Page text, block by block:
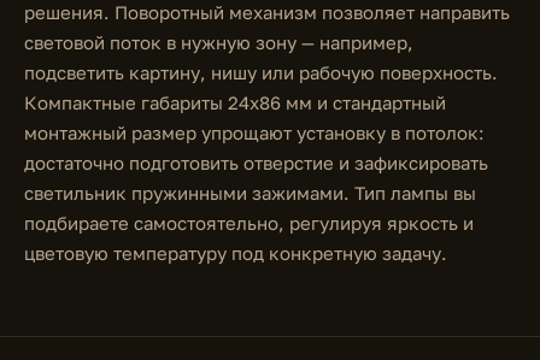
решения. Поворотный механизм позволяет направить
световой поток в нужную зону — например,
подсветить картину, нишу или рабочую поверхность.
Компактные габариты 24x86 мм и стандартный
монтажный размер упрощают установку в потолок:
достаточно подготовить отверстие и зафиксировать
светильник пружинными зажимами. Тип лампы вы
подбираете самостоятельно, регулируя яркость и
цветовую температуру под конкретную задачу.